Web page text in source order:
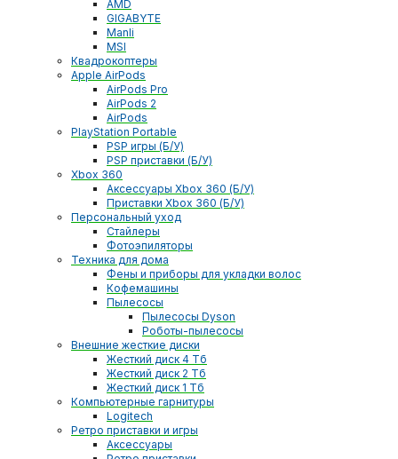
AMD
GIGABYTE
Manli
MSI
Квадрокоптеры
Apple AirPods
AirPods Pro
AirPods 2
AirPods
PlayStation Portable
PSP игры (Б/У)
PSP приставки (Б/У)
Xbox 360
Аксессуары Xbox 360 (Б/У)
Приставки Xbox 360 (Б/У)
Персональный уход
Стайлеры
Фотоэпиляторы
Техника для дома
Фены и приборы для укладки волос
Кофемашины
Пылесосы
Пылесосы Dyson
Роботы-пылесосы
Внешние жесткие диски
Жесткий диск 4 Тб
Жесткий диск 2 Тб
Жесткий диск 1 Тб
Компьютерные гарнитуры
Logitech
Ретро приставки и игры
Аксессуары